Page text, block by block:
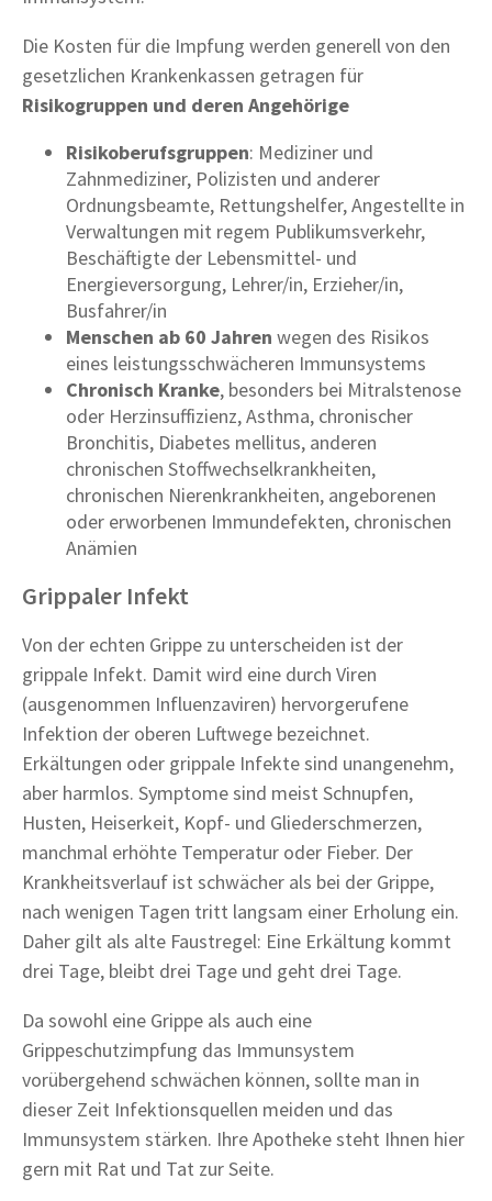
Die Kosten für die Impfung werden generell von den
gesetzlichen Krankenkassen getragen für
Risikogruppen und deren Angehörige
Risikoberufsgruppen: Mediziner und
Zahnmediziner, Polizisten und anderer
Ordnungsbeamte, Rettungshelfer, Angestellte in
Verwaltungen mit regem Publikumsverkehr,
Beschäftigte der Lebensmittel- und
Energieversorgung, Lehrer/in, Erzieher/in,
Busfahrer/in
Menschen ab 60 Jahren wegen des Risikos
eines leistungsschwächeren Immunsystems
Chronisch Kranke, besonders bei Mitralstenose
oder Herzinsuffizienz, Asthma, chronischer
Bronchitis, Diabetes mellitus, anderen
chronischen Stoffwechselkrankheiten,
chronischen Nierenkrankheiten, angeborenen
oder erworbenen Immundefekten, chronischen
Anämien
Grippaler Infekt
Von der echten Grippe zu unterscheiden ist der
grippale Infekt. Damit wird eine durch Viren
(ausgenommen Influenzaviren) hervorgerufene
Infektion der oberen Luftwege bezeichnet.
Erkältungen oder grippale Infekte sind unangenehm,
aber harmlos. Symptome sind meist Schnupfen,
Husten, Heiserkeit, Kopf- und Gliederschmerzen,
manchmal erhöhte Temperatur oder Fieber. Der
Krankheitsverlauf ist schwächer als bei der Grippe,
nach wenigen Tagen tritt langsam einer Erholung ein.
Daher gilt als alte Faustregel: Eine Erkältung kommt
drei Tage, bleibt drei Tage und geht drei Tage.
Da sowohl eine Grippe als auch eine
Grippeschutzimpfung das Immunsystem
vorübergehend schwächen können, sollte man in
dieser Zeit Infektionsquellen meiden und das
Immunsystem stärken. Ihre Apotheke steht Ihnen hier
gern mit Rat und Tat zur Seite.